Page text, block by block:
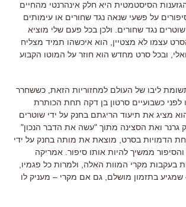
הסיסטמטית היא חלק אינהרנטי מהחיים
על פשעי שנאה נגד שחורים או עימותים
נגד שחורים
ולכן בכל פעם שלי מוציא
עצמו לא מצטיין, הוא איכשהו תמיד מצליח
ובכל סרט מחדש הוא חוזר על המוטו הקבוע
ליבו של העולם למחזוריות הזאת כששחרר
לפני כשבועיים סרטון בן דקה תחת הכותרת
מציג את תיעוד הריגתם בחנק על ידי שוטרים
גרנר ואת הסצינה מתוך "עשה את הדבר הנכון"
הדמויות בסרט
מוצאת את מותה בחנק על ידי
ממשיך להיות אותו סיפור אמריקה
בעקבות מקרי המוות האלה
ולמרות כל פגמיו
שמגיע בתזמון מושלם גם אם מקרי – מעניק לו